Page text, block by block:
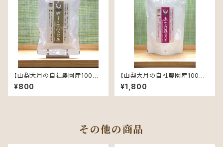
【山梨大月の自社農園産100%】
【農薬不使用】ヤーコン茶3gｘ1
0包 【ティーバック入り】【お試
しサイズ】
¥800
【山梨大月の自社農園産100%】
【農薬不使用】赤なた豆茶4gｘ2
0包 【ティーバック入り】
¥1,800
その他の商品